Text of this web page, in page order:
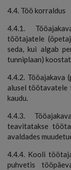
4.4. Töö korraldus
4.4.1.
töötajatele
seda, kui algab
tunniplaan)
4.4.2. Tööajakava
alusel töötavatele
kaudu.
4.4.3.
teavitatakse
avaldades
4.4.4. Kooli
puhvetis